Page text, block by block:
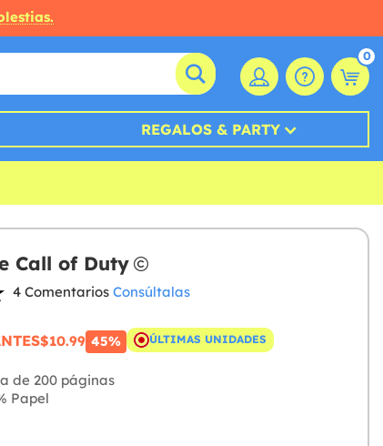
0
REGALOS & PARTY
Call of Duty
4 Comentarios Consúltalas
$10.99 45% ÚLTIMAS UNIDADES
de 200 páginas
Papel